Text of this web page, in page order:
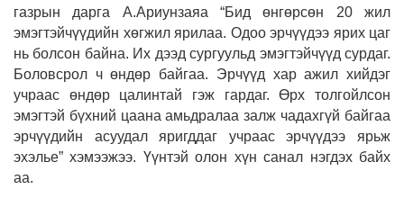
газрын дарга А.Ариунзаяа “Бид өнгөрсөн 20 жил
эмэгтэйчүүдийн хөгжил ярилаа. Одоо эрчүүдээ ярих цаг
нь болсон байна. Их дээд сургуульд эмэгтэйчүүд сурдаг.
Боловсрол ч өндөр байгаа. Эрчүүд хар ажил хийдэг
учраас өндөр цалинтай гэж гардаг. Өрх толгойлсон
эмэгтэй бүхний цаана амьдралаа залж чадахгүй байгаа
эрчүүдийн асуудал яригддаг учраас эрчүүдээ ярьж
эхэлье” хэмээжээ. Үүнтэй олон хүн санал нэгдэх байх
аа.